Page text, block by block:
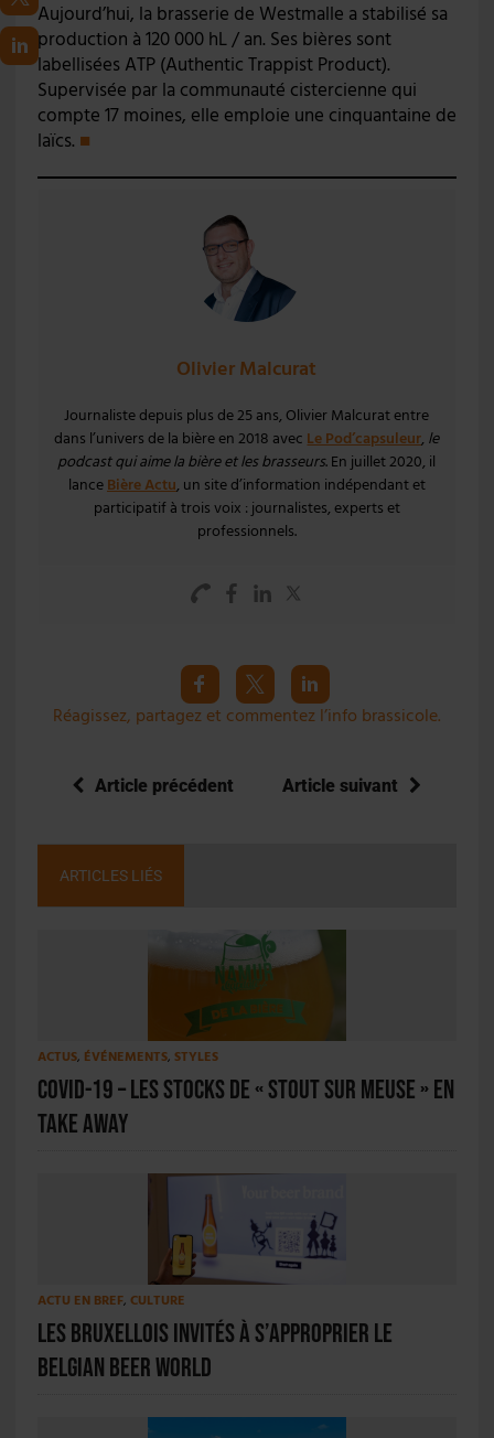
Aujourd’hui, la brasserie de Westmalle a stabilisé sa
production à 120 000 hL / an. Ses bières sont
labellisées ATP (Authentic Trappist Product).
Supervisée par la communauté cistercienne qui
compte 17 moines, elle emploie une cinquantaine de
laïcs. ■
Olivier Malcurat
Journaliste depuis plus de 25 ans, Olivier Malcurat entre
dans l’univers de la bière en 2018 avec Le Pod’capsuleur, le
podcast qui aime la bière et les brasseurs. En juillet 2020, il
lance Bière Actu, un site d’information indépendant et
participatif à trois voix : journalistes, experts et
professionnels.
Réagissez, partagez et commentez l’info brassicole.
Article précédent Article suivant
ARTICLES LIÉS
ACTUS, ÉVÉNEMENTS, STYLES
Covid-19 – Les stocks de « Stout sur Meuse » en
take away
ACTU EN BREF, CULTURE
Les bruxellois invités à s’approprier le
Belgian Beer World